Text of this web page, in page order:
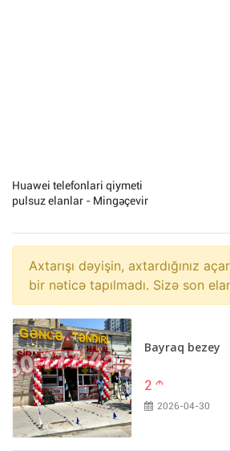
Asus (0)
Fly (0)
Google Nexus (0)
Ericsson (0)
Hoffmann (0)
HP (0)
Huawei (0)
Lenovo (0)
LG (0)
Meizu (0)
Huawei telefonlari qiymeti
pulsuz elanlar - Mingəçevir
Axtarışı dəyişin, axtardığınız
bir nəticə tapılmadı. Sizə son
Bayraq bezey
2 m
2026-04-30